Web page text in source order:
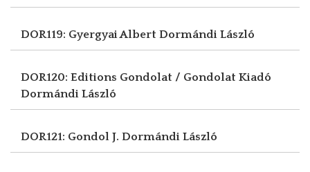
DOR119: Gyergyai Albert Dormándi László
DOR120: Editions Gondolat / Gondolat Kiadó
Dormándi László
DOR121: Gondol J. Dormándi László